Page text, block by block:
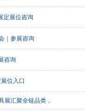
定展位咨询
｜参展咨询
咨询
位入口
展汇聚全链品类，